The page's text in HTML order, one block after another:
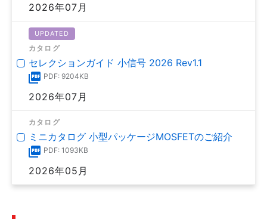
2026年07月
UPDATED
カタログ
セレクションガイド 小信号 2026 Rev1.1
PDF: 9204KB
2026年07月
カタログ
ミニカタログ 小型パッケージMOSFETのご紹介
PDF: 1093KB
2026年05月